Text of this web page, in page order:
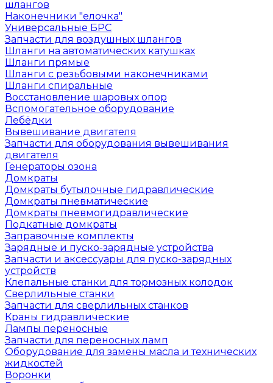
шлангов
Наконечники "елочка"
Универсальные БРС
Запчасти для воздушных шлангов
Шланги на автоматических катушках
Шланги прямые
Шланги с резьбовыми наконечниками
Шланги спиральные
Восстановление шаровых опор
Вспомогательное оборудование
Лебёдки
Вывешивание двигателя
Запчасти для оборудования вывешивания
двигателя
Генераторы озона
Домкраты
Домкраты бутылочные гидравлические
Домкраты пневматические
Домкраты пневмогидравлические
Подкатные домкраты
Заправочные комплекты
Зарядные и пуско-зарядные устройства
Запчасти и аксессуары для пуско-зарядных
устройств
Клепальные станки для тормозных колодок
Сверлильные станки
Запчасти для сверлильных станков
Краны гидравлические
Лампы переносные
Запчасти для переносных ламп
Оборудование для замены масла и технических
жидкостей
Воронки